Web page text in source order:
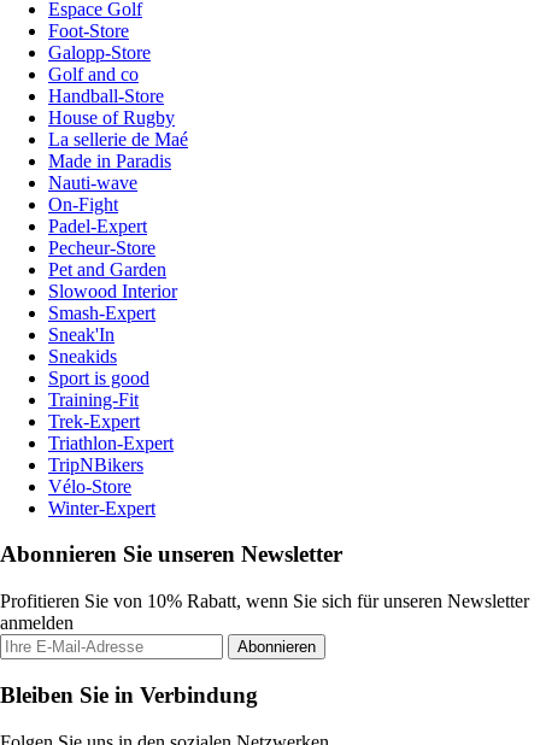
Espace Golf
Foot-Store
Galopp-Store
Golf and co
Handball-Store
House of Rugby
La sellerie de Maé
Made in Paradis
Nauti-wave
On-Fight
Padel-Expert
Pecheur-Store
Pet and Garden
Slowood Interior
Smash-Expert
Sneak'In
Sneakids
Sport is good
Training-Fit
Trek-Expert
Triathlon-Expert
TripNBikers
Vélo-Store
Winter-Expert
Abonnieren Sie unseren Newsletter
Profitieren Sie von 10% Rabatt, wenn Sie sich für unseren Newsletter
anmelden
Abonnieren
Bleiben Sie in Verbindung